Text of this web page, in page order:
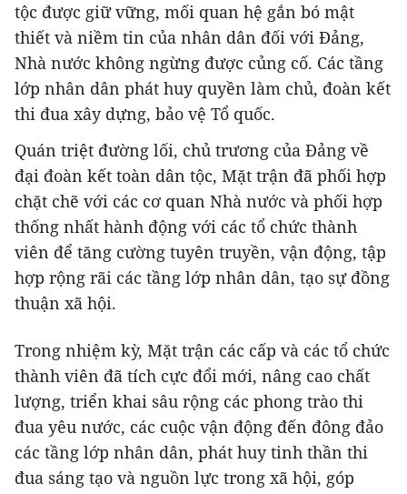
tộc được giữ vững, mối quan hệ gắn bó mật
thiết và niềm tin của nhân dân đối với Đảng,
Nhà nước không ngừng được củng cố. Các tầng
lớp nhân dân phát huy quyền làm chủ, đoàn kết
thi đua xây dựng, bảo vệ Tổ quốc.
Quán triệt đường lối, chủ trương của Đảng về
đại đoàn kết toàn dân tộc, Mặt trận đã phối hợp
chặt chẽ với các cơ quan Nhà nước và phối hợp
thống nhất hành động với các tổ chức thành
viên để tăng cường tuyên truyền, vận động, tập
hợp rộng rãi các tầng lớp nhân dân, tạo sự đồng
thuận xã hội.
Trong nhiệm kỳ, Mặt trận các cấp và các tổ chức
thành viên đã tích cực đổi mới, nâng cao chất
lượng, triển khai sâu rộng các phong trào thi
đua yêu nước, các cuộc vận động đến đông đảo
các tầng lớp nhân dân, phát huy tinh thần thi
đua sáng tạo và nguồn lực trong xã hội, góp